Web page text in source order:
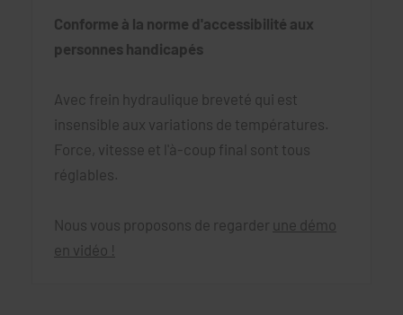
Conforme à la norme d'accessibilité aux
personnes handicapés
Avec frein hydraulique breveté qui est
insensible aux variations de températures.
Force, vitesse et l'à-coup final sont tous
réglables.
Nous vous proposons de regarder
une démo
en vidéo !